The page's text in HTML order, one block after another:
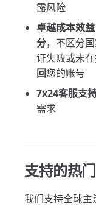
露风险
卓越成本效益
分，不区分
证失败或未在
回您的账号
7x24客服支
需求
支持的热
我们支持全球主